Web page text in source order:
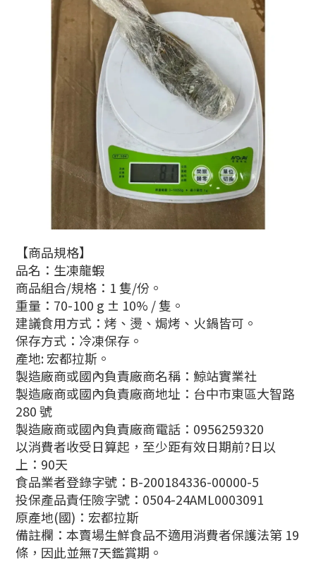
【商品規格】
品名：生凍龍蝦
商品組合/規格：1 隻/份 。
重量：70-100 g ± 10% / 隻 。
建議食用方式：烤、燙、焗烤、火鍋皆可。
保存方式：冷凍保存 。
產地: 宏都拉斯 。
製造廠商或國內負責廠商名稱：鯨站實業社
製造廠商或國內負責廠商地址：台中市東區大智路
280 號
製造廠商或國內負責廠商電話：0956259320
以消費者收受日算起，至少距有效日期前?日以
上：90天
食品業者登錄字號：B-200184336-00000-5
投保產品責任險字號：0504-24AML0003091
原產地(國)：宏都拉斯
備註欄：本賣場生鮮食品不適用消費者保護法第 19
條，因此並無7天鑑賞期。